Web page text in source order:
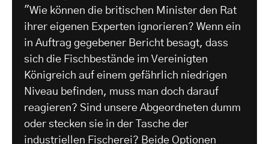
"Wie können die britischen Minister den Rat
ihrer eigenen Experten ignorieren? Wenn ein
in Auftrag gegebener Bericht besagt, dass
sich die Fischbestände im Vereinigten
Königreich auf einem gefährlich niedrigen
Niveau befinden, muss man doch darauf
reagieren? Sind unsere Abgeordneten dumm
oder stecken sie in der Tasche der
industriellen Fischerei? Beide Optionen